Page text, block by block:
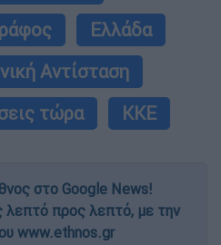
Ελλάδα
Αντίσταση
τώρα ΚΚΕ
στο Google News!
λεπτό προς λεπτό, με την
www.ethnos.gr